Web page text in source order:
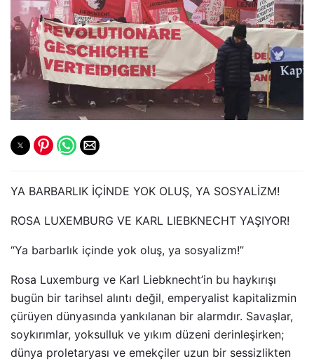
YA BARBARLIK İÇİNDE YOK OLUŞ, YA SOSYALİZM!
ROSA LUXEMBURG VE KARL LIEBKNECHT YAŞIYOR!
“Ya barbarlık içinde yok oluş, ya sosyalizm!”
Rosa Luxemburg ve Karl Liebknecht’in bu haykırışı
bugün bir tarihsel alıntı değil, emperyalist kapitalizmin
çürüyen dünyasında yankılanan bir alarmdır. Savaşlar,
soykırımlar, yoksulluk ve yıkım düzeni derinleşirken;
dünya proletaryası ve emekçiler uzun bir sessizlikten